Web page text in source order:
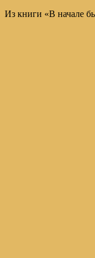
Из книги «В начале